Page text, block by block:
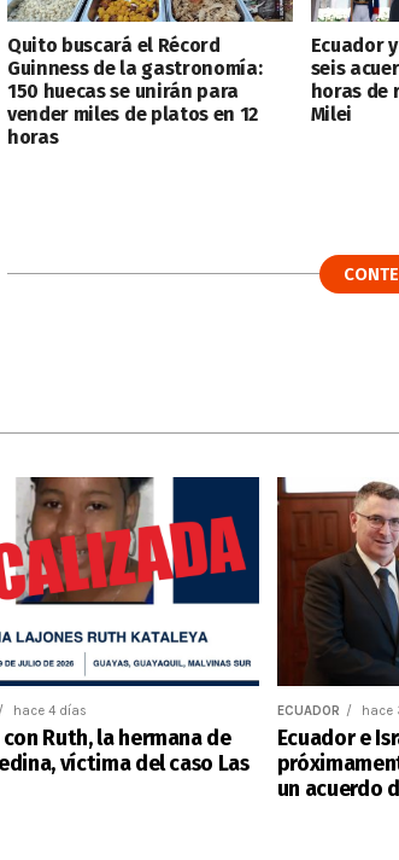
Quito buscará el Récord
Guinness de la gastronomía:
150 huecas se unirán para
vender miles de platos en 12
horas
Ecuador
seis
horas de
Milei
hace 4 días
con Ruth, la hermana de
víctima del caso Las
ECUADOR hace
Ecuador e
un acuerdo